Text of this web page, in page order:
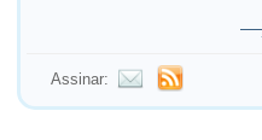
—
Assinar: